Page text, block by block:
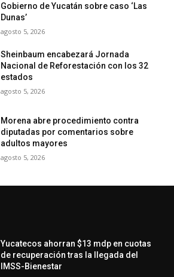
Gobierno de Yucatán sobre caso ‘Las
Dunas’
agosto 5, 2026
Sheinbaum encabezará Jornada
Nacional de Reforestación con los 32
estados
agosto 5, 2026
Morena abre procedimiento contra
diputadas por comentarios sobre
adultos mayores
agosto 5, 2026
Yucatecos ahorran $13 mdp en cuotas
de recuperación tras la llegada del
IMSS-Bienestar